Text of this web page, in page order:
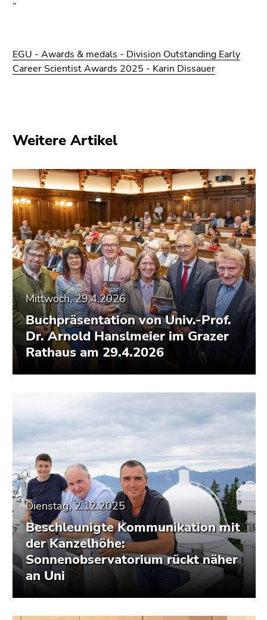
”
EGU - Awards & medals - Division Outstanding Early
Career Scientist Awards 2025 - Karin Dissauer
Weitere Artikel
Mittwoch, 29.4.2026
Buchpräsentation von Univ.-Prof.
Dr. Arnold Hanslmeier im Grazer
Rathaus am 29.4.2026
Dienstag, 2.12.2025
Beschleunigte Kommunikation mit
der Kanzelhöhe:
Sonnenobservatorium rückt näher
an Uni